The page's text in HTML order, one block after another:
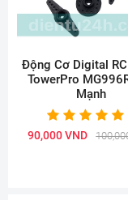
Động Cơ Digital
TowerPro
Mạnh
90,000 VND